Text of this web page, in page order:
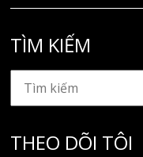
TÌM KIẾM
THEO DÕI TÔI